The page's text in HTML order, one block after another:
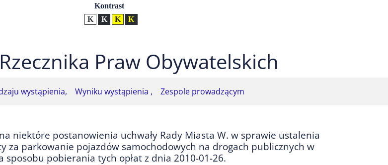
UstawieniaKontrast
Kontrast normalny
Kontrast biały tekst na czarnym
Kontrast czarny tekst na żółtym
Praw Obywatelskich
wystąpienia, Wyniku wystąpienia , Zespole prowadzącym
niektóre postanowienia uchwały Rady Miasta W. w sprawie ustalenia
za parkowanie pojazdów samochodowych na drogach publicznych w
pobierania tych opłat z dnia 2010-01-26.